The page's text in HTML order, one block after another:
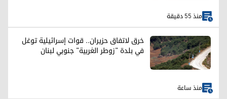
منذ 55 دقيقة
خرق لاتفاق حزيران.. قوات إسرائيلية توغل
في بلدة "زوطر الغربية" جنوبي لبنان
منذ ساعة